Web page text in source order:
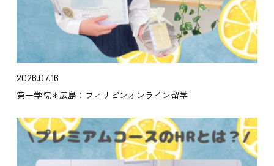
2026.07.16
第一学院＊広島：フィリピンオンライン留学